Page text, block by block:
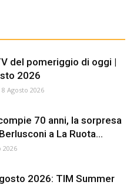
del pomeriggio di oggi |
2026
8 Agosto 2026
70 anni, la sorpresa
a La Ruota...
2026
2026: TIM Summer